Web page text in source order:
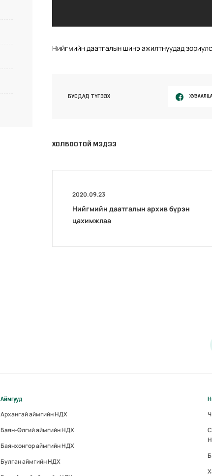
Нийгмийн даатгалын шинэ ажилтнуудад
БУСДАД ТҮГЭЭХ
ХОЛБООТОЙ МЭДЭЭ
2020.09.23
Нийгмийн даатгалын архив бүрэн
цахимжлаа
Аймгууд
Архангай аймгийн НДХ
Баян-Өлгий аймгийн НДХ
Баянхонгор аймгийн НДХ
Булган аймгийн НДХ